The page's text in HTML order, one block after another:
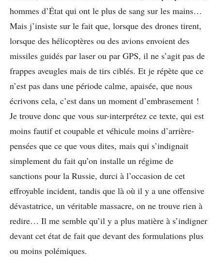
hommes d’État qui ont le plus de sang sur les mains…
Mais j’insiste sur le fait que, lorsque des drones tirent,
lorsque des hélicoptères ou des avions envoient des
missiles guidés par laser ou par GPS, il ne s’agit pas de
frappes aveugles mais de tirs ciblés. Et je répète que ce
n’est pas dans une période calme, apaisée, que nous
écrivons cela, c’est dans un moment d’embrasement !
Je trouve donc que vous sur-interprétez ce texte, qui est
moins fautif et coupable et véhicule moins d’arrière-
pensées que ce que vous dites, mais qui s’indignait
simplement du fait qu’on installe un régime de
sanctions pour la Russie, durci à l’occasion de cet
effroyable incident, tandis que là où il y a une offensive
dévastatrice, un véritable massacre, on ne trouve rien à
redire… Il me semble qu’il y a plus matière à s’indigner
devant cet état de fait que devant des formulations plus
ou moins polémiques.